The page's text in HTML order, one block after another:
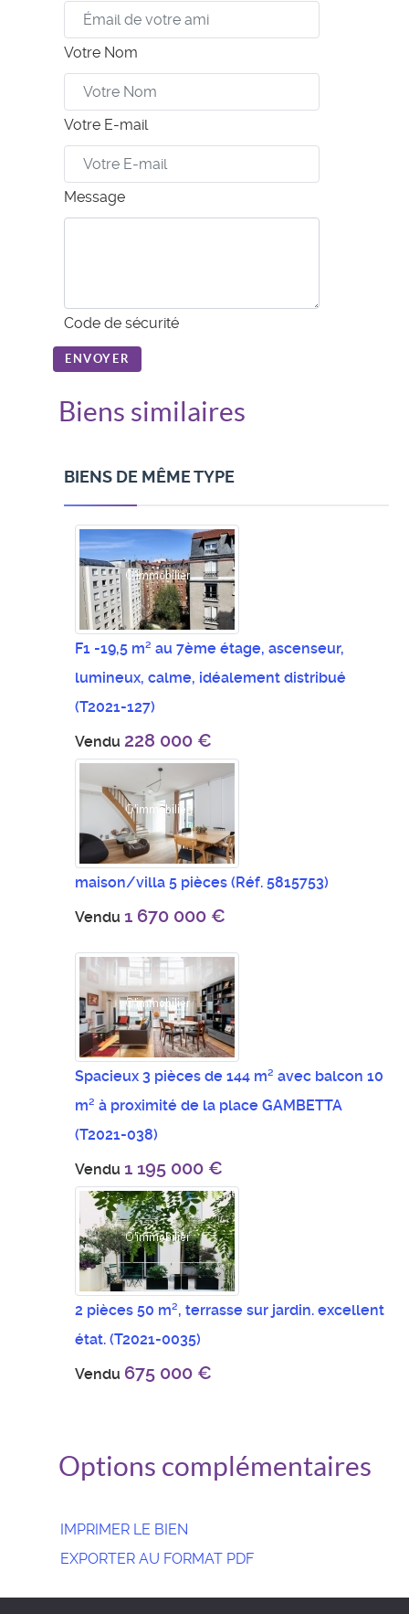
Votre Nom
Votre E-mail
Message
Code de sécurité
ENVOYER
Biens similaires
BIENS DE MÊME TYPE
F1 -19,5 m² au 7ème étage, ascenseur,
lumineux, calme, idéalement distribué
(T2021-127)
Vendu 228 000 €
maison/villa 5 pièces (Réf. 5815753)
Vendu 1 670 000 €
Spacieux 3 pièces de 144 m² avec balcon 10
m² à proximité de la place GAMBETTA
(T2021-038)
Vendu 1 195 000 €
2 pièces 50 m², terrasse sur jardin. excellent
état. (T2021-0035)
Vendu 675 000 €
Options complémentaires
IMPRIMER LE BIEN
EXPORTER AU FORMAT PDF